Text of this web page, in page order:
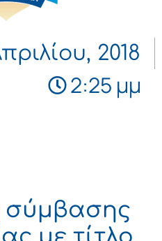
2018
2:25 μμ
σύμβασης